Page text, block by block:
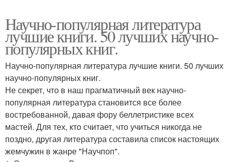
Научно-популярная литература
лучшие книги. 50 лучших научно-
популярных книг.
Научно-популярная литература лучшие книги. 50 лучших
научно-популярных книг.
Не секрет, что в наш прагматичный век научно-
популярная литература становится все более
востребованной, давая фору беллетристике всех
мастей. Для тех, кто считает, что учиться никогда не
поздно, другая литература составила список настоящих
жемчужин в жанре "Научпоп".